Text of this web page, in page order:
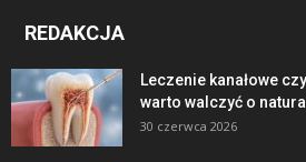
REDAKCJA
Leczenie kanałowe
warto walczyć o
30 czerwca 2026